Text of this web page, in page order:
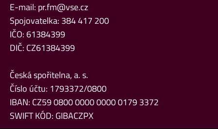
E-mail: pr.fm@vse.cz
Spojovatelka: 384 417 200
IČO: 61384399
DIČ: CZ61384399
Česká spořitelna, a. s.
Číslo účtu: 1793372/0800
IBAN: CZ59 0800 0000 0000 0179 3372
SWIFT KÓD: GIBACZPX